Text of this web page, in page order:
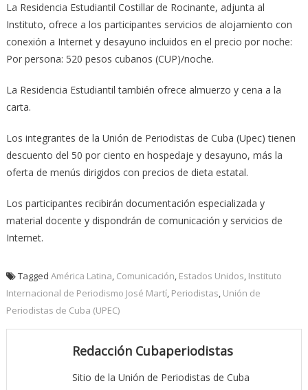
La Residencia Estudiantil Costillar de Rocinante, adjunta al
Instituto, ofrece a los participantes servicios de alojamiento con
conexión a Internet y desayuno incluidos en el precio por noche:
Por persona: 520 pesos cubanos (CUP)/noche.
La Residencia Estudiantil también ofrece almuerzo y cena a la
carta.
Los integrantes de la Unión de Periodistas de Cuba (Upec) tienen
descuento del 50 por ciento en hospedaje y desayuno, más la
oferta de menús dirigidos con precios de dieta estatal.
Los participantes recibirán documentación especializada y
material docente y dispondrán de comunicación y servicios de
Internet.
Tagged América Latina, Comunicación, Estados Unidos, Instituto
Internacional de Periodismo José Martí, Periodistas, Unión de
Periodistas de Cuba (UPEC)
Redacción Cubaperiodistas
Sitio de la Unión de Periodistas de Cuba